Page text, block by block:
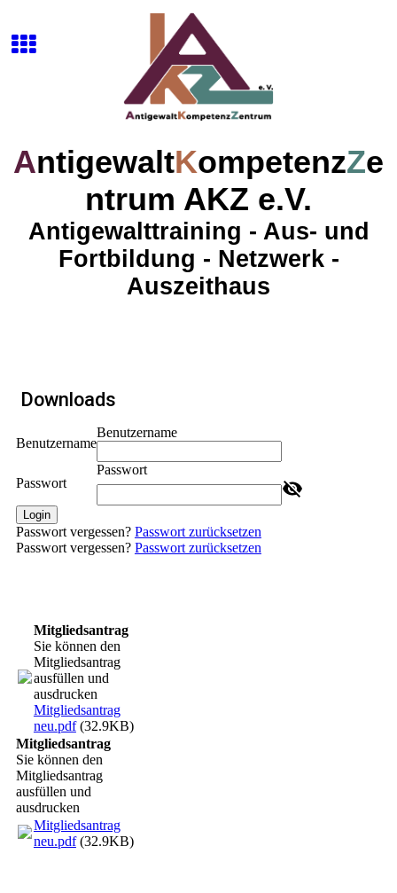
AntigewaltKompetenzZe
ntrum AKZ e.V.
Antigewalttraining - Aus- und
Fortbildung - Netzwerk -
Auszeithaus
Downloads
Benutzername
Benutzername
Passwort
Passwort
Login
Passwort vergessen? Passwort zurücksetzen
Passwort vergessen? Passwort zurücksetzen
Mitgliedsantrag
Sie können den
Mitgliedsantrag
ausfüllen und
ausdrucken
Mitgliedsantrag
neu.pdf(32.9KB)
Mitgliedsantrag
Sie können den
Mitgliedsantrag
ausfüllen und
ausdrucken
Mitgliedsantrag
neu.pdf(32.9KB)